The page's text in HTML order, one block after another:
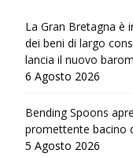
La Gran Bretagna è
dei beni di largo
lancia il nuovo
6 Agosto 2026
Bending Spoons
promettente bacino
5 Agosto 2026